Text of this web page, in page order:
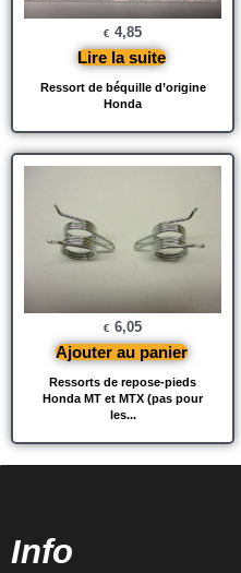
Ressort de béquille d’origine
Honda
€ 4,85
Lire la suite
Ressorts de repose-pieds
Honda MT et MTX (pas pour
les...
€ 6,05
Ajouter au panier
Info